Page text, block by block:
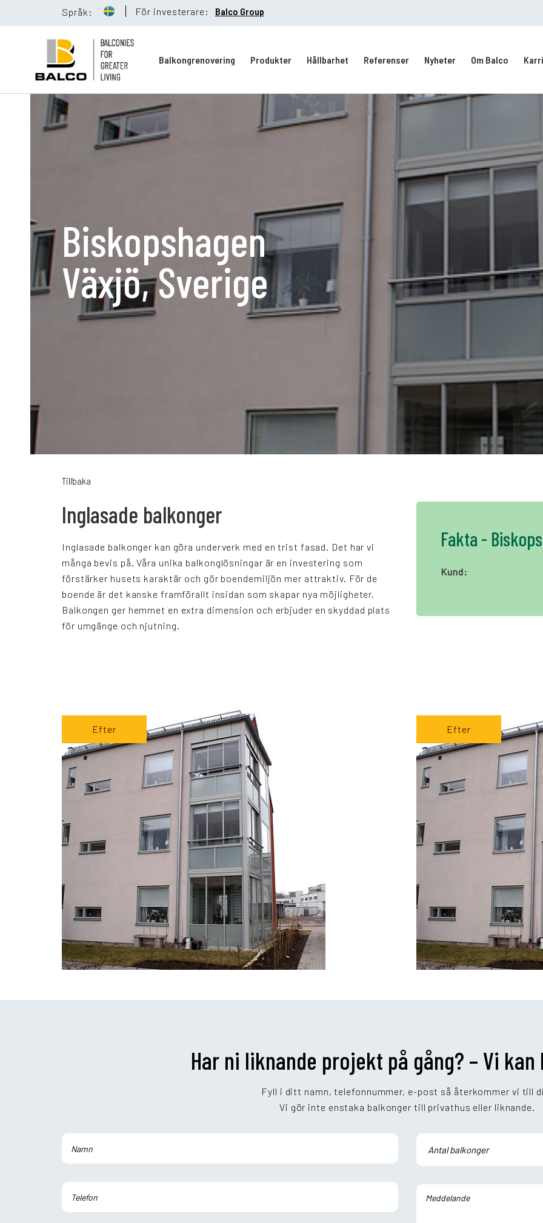
Språk: För investerare: Balco Group
Balkongrenovering Produkter Hållbarhet Referenser Nyheter Om Balco
Balkongrenovering
Referenser
Nyheter
NO CH
Biskopshagen
Växjö, Sverige
Tillbaka
Inglasade balkonger
Inglasade balkonger kan göra underverk med en trist fasad. Det har vi
många bevis på. Våra unika balkonglösningar är en investering som
förstärker husets karaktär och gör boendemiljön mer attraktiv. För de
boende är det kanske framförallt insidan som skapar nya möjligheter.
Balkongen ger hemmet en extra dimension och erbjuder en skyddad plats
för umgänge och njutning.
Fakta -
Kund:
Efter Efter
Har ni liknande projekt på gång? – Vi
Fyll i ditt namn, telefonnummer, e-post så återkommer vi till
Vi gör inte enstaka balkonger till privathus eller liknande.
Lämna detta fält tomt.